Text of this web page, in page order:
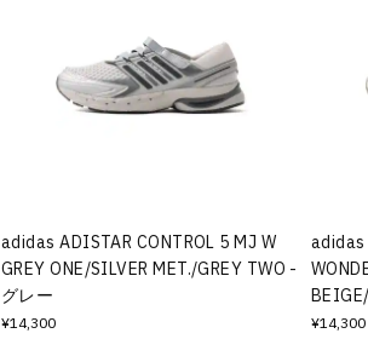
adidas ADISTAR CONTROL 5 MJ W
GREY ONE/SILVER MET./GREY TWO -
グレー
¥14,300
adidas
¥14,300